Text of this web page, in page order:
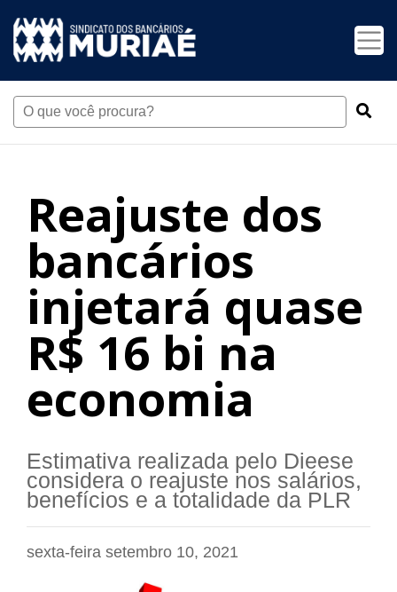
Reajuste dos
bancários
injetará quase
R$ 16 bi na
economia
Estimativa realizada pelo Dieese
considera o reajuste nos salários,
benefícios e a totalidade da PLR
sexta-feira setembro 10, 2021